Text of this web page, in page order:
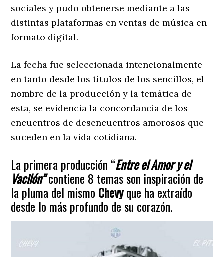
sociales y pudo obtenerse mediante a las
distintas plataformas en ventas de música en
formato digital.
La fecha fue seleccionada intencionalmente
en tanto desde los títulos de los sencillos, el
nombre de la producción y la temática de
esta, se evidencia la concordancia de los
encuentros de desencuentros amorosos que
suceden en la vida cotidiana.
La primera producción “Entre el Amor y el
Vacilón”contiene 8 temas son inspiración de
la pluma del mismo Chevyque ha extraído
desde lo más profundo de su corazón.